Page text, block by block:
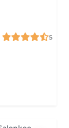
5